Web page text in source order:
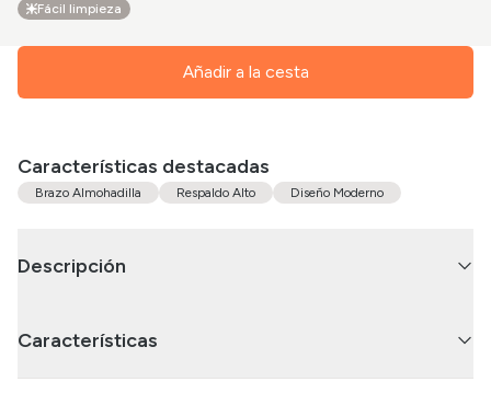
Fácil limpieza
Añadir a la cesta
Características destacadas
Brazo Almohadilla Respaldo Alto Diseño Moderno
Descripción
Características